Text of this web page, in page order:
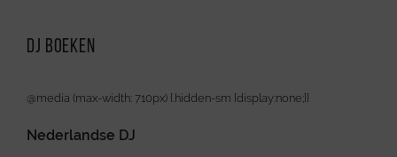
DJ boeken
@media (max-width: 710px) {.hidden-sm {display:none;}}
Nederlandse DJ